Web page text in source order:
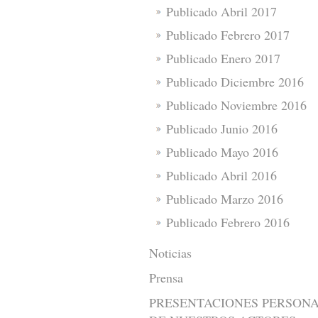
Publicado Abril 2017
Publicado Febrero 2017
Publicado Enero 2017
Publicado Diciembre 2016
Publicado Noviembre 2016
Publicado Junio 2016
Publicado Mayo 2016
Publicado Abril 2016
Publicado Marzo 2016
Publicado Febrero 2016
Noticias
Prensa
PRESENTACIONES